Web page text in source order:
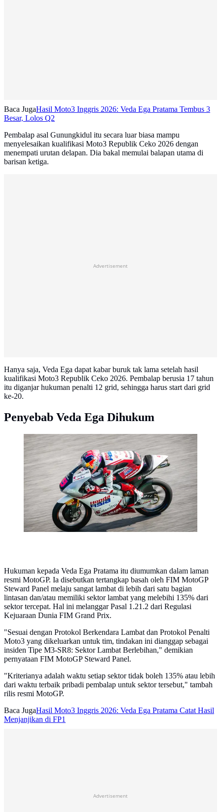
Baca JugaHasil Moto3 Inggris 2026: Veda Ega Pratama Tembus 3
Besar, Lolos Q2
Pembalap asal Gunungkidul itu secara luar biasa mampu
menyelesaikan kualifikasi Moto3 Republik Ceko 2026 dengan
menempati urutan delapan. Dia bakal memulai balapan utama di
barisan ketiga.
Advertisement
Hanya saja, Veda Ega dapat kabar buruk tak lama setelah hasil
kualifikasi Moto3 Republik Ceko 2026. Pembalap berusia 17 tahun
itu diganjar hukuman penalti 12 grid, sehingga harus start dari grid
ke-20.
Penyebab Veda Ega Dihukum
Veda Ega Pratama pada kualifikasi Moto3 Thailand di
Sirkuit Buriram hari Sabtu (28/02/2026). (Honda Team
Asia)
Hukuman kepada Veda Ega Pratama itu diumumkan dalam laman
resmi MotoGP. Ia disebutkan tertangkap basah oleh FIM MotoGP
Steward Panel melaju sangat lambat di lebih dari satu bagian
lintasan dan/atau memiliki sektor lambat yang melebihi 135% dari
sektor tercepat. Hal ini melanggar Pasal 1.21.2 dari Regulasi
Kejuaraan Dunia FIM Grand Prix.
"Sesuai dengan Protokol Berkendara Lambat dan Protokol Penalti
Moto3 yang dikeluarkan untuk tim, tindakan ini dianggap sebagai
insiden Tipe M3-SR8: Sektor Lambat Berlebihan," demikian
pernyataan FIM MotoGP Steward Panel.
"Kriterianya adalah waktu setiap sektor tidak boleh 135% atau lebih
dari waktu terbaik pribadi pembalap untuk sektor tersebut," tambah
rilis resmi MotoGP.
Baca JugaHasil Moto3 Inggris 2026: Veda Ega Pratama Catat Hasil
Menjanjikan di FP1
Advertisement